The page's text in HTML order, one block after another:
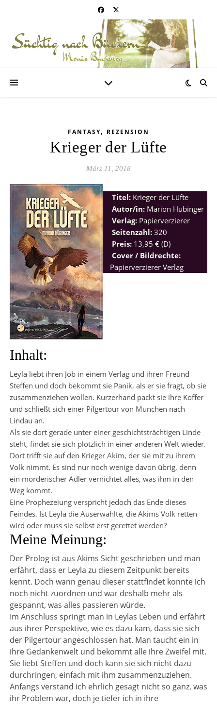
FANTASY, REZENSION
Krieger der Lüfte
März 11, 2018
Titel: Krieger der Lüfte
Autor/in: Marion Hübinger
Verlag: Papierverzierer
Seitenzahl: 320
Preis: 13,95 € (D)
Cover / Bildrechte:
Papierverzierer Verlag
Inhalt:
Leyla liebt ihren Job in einem Verlag und ihren Freund
Steffen und doch bekommt sie Panik, als er sie fragt, ob sie
zusammenziehen wollen. Kurzerhand packt sie ihre Koffer
und schließt sich einer Pilgertour von München nach
Lindau an.
Als sie dort gerade unter einer geschichtsträchtigen Linde
steht, findet sie sich plötzlich in einer anderen Welt wieder.
Dort trifft sie auf den Krieger Akim, der sie mit zu ihrem
Volk nimmt. Es sind nur noch wenige davon übrig, denn
ein mörderischer Adler vernichtet alles, was ihm in den
Weg kommt.
Eine Prophezeiung verspricht jedoch das Ende dieses
Feindes. Ist Leyla die Auserwählte, die Akims Volk retten
wird oder muss sie selbst erst gerettet werden?
Meine Meinung:
Der Prolog ist aus Akims Sicht geschrieben und man
erfährt, dass er Leyla zu diesem Zeitpunkt bereits
kennt. Doch wann genau dieser stattfindet konnte ich
noch nicht zuordnen und war deshalb mehr als
gespannt, was alles passieren würde.
Im Anschluss springt man in Leylas Leben und erfährt
aus ihrer Perspektive, wie es dazu kam, dass sie sich
der Pilgertour angeschlossen hat. Man taucht ein in
ihre Gedankenwelt und bekommt alle ihre Zweifel mit.
Sie liebt Steffen und doch kann sie sich nicht dazu
durchringen, einfach mit ihm zusammenzuziehen.
Anfangs verstand ich ehrlich gesagt nicht so ganz, was
ihr Problem war, doch je tiefer ich in ihre